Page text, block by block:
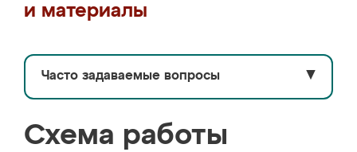
и материалы
Часто задаваемые вопросы ▼
Схема работы